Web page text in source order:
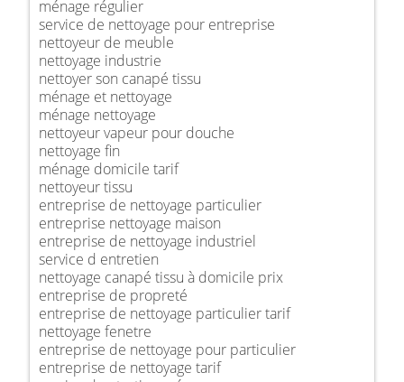
ménage régulier
service de nettoyage pour entreprise
nettoyeur de meuble
nettoyage industrie
nettoyer son canapé tissu
ménage et nettoyage
ménage nettoyage
nettoyeur vapeur pour douche
nettoyage fin
ménage domicile tarif
nettoyeur tissu
entreprise de nettoyage particulier
entreprise nettoyage maison
entreprise de nettoyage industriel
service d entretien
nettoyage canapé tissu à domicile prix
entreprise de propreté
entreprise de nettoyage particulier tarif
nettoyage fenetre
entreprise de nettoyage pour particulier
entreprise de nettoyage tarif